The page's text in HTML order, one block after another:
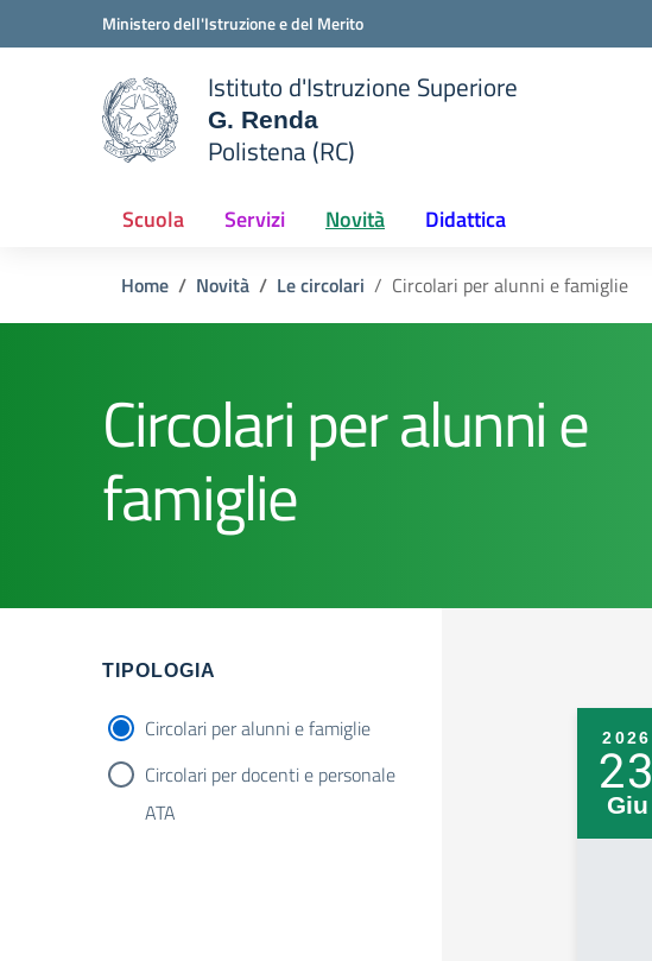
Vai ai contenuti
Vai al menu di navigazioneMinistero dell'Istruzione e del Merito
scuola
Istituto d'Istruzione Superiore
G. Renda
Polistena (RC)
Scuola Servizi Novità Didattica
Home Novità Le circolari Circolari per alunni e famiglie
Circolari per alunni e
famiglie
Filtri
TIPOLOGIA
Circolari per alunni e famiglie
Circolari per docenti e personale
ATA
2026
23
Giu